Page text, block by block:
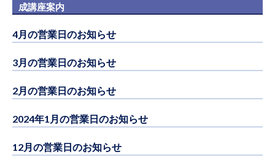
成講座案内
4月の営業日のお知らせ
3月の営業日のお知らせ
2月の営業日のお知らせ
2024年1月の営業日のお知らせ
12月の営業日のお知らせ